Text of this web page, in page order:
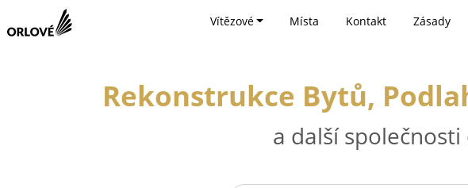
Vítězové Místa Kontakt Zásady
Rekonstrukce Bytů,
a další